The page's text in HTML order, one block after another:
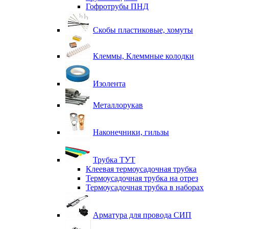
Гофротрубы ПНД
Скобы пластиковые, хомуты
Клеммы, Клеммные колодки
Изолента
Металлорукав
Наконечники, гильзы
Трубка ТУТ
Клеевая термоусадочная трубка
Термоусадочная трубка на отрез
Термоусадочная трубка в наборах
Арматура для провода СИП